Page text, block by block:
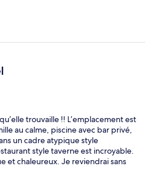
trouvaille !! L’emplacement est
au calme, piscine avec bar privé,
un cadre atypique style
style taverne est incroyable.
et chaleureux. Je reviendrai sans